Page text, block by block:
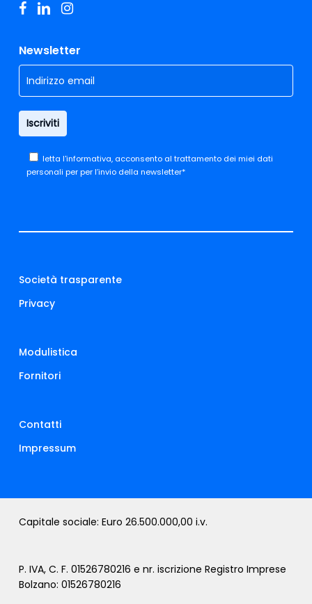
facebook
linkedininstagram
Newsletter
lettal'informativa, acconsento al trattamento dei miei dati
personali per per l’invio della newsletter*
Società trasparente
Privacy
Modulistica
Fornitori
Contatti
Impressum
Capitale sociale: Euro 26.500.000,00 i.v.
P. IVA, C. F. 01526780216 e nr. iscrizione Registro Imprese
Bolzano: 01526780216